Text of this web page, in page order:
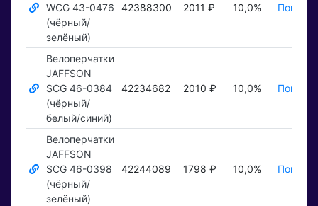
WCG 43-0476
(чёрный/
зелёный)
42388300 2011 ₽ 10,0%
Велоперчатки
JAFFSON
SCG 46-0384
(чёрный/
белый/синий)
42234682 2010 ₽ 10,0%
Велоперчатки
JAFFSON
SCG 46-0398
(чёрный/
зелёный)
42244089 1798 ₽ 10,0%